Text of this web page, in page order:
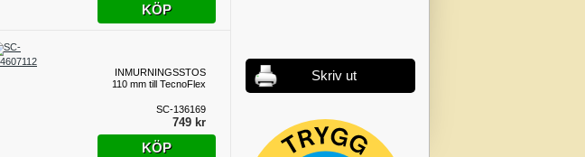
Skriv ut
KÖP
INMURNINGSSTOS
110 mm till TecnoFlex
SC-136169
749 kr
KÖP